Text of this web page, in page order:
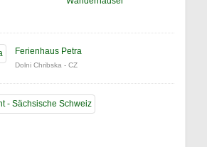
Ferienhaus Petra
Dolni Chribska - CZ